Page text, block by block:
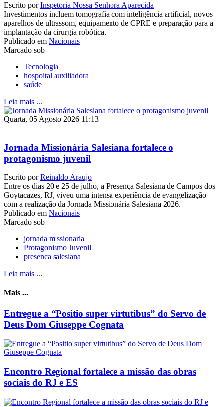
Escrito porInspetoria Nossa Senhora Aparecida
Investimentos incluem tomografia com inteligência artificial, novos
aparelhos de ultrassom, equipamento de CPRE e preparação para a
implantação da cirurgia robótica.
Publicado em Nacionais
Marcado sob
Tecnologia
hospoital auxiliadora
saúde
Leia mais ...
Quarta, 05 Agosto 2026 11:13
Jornada Missionária Salesiana fortalece o
protagonismo juvenil
Escrito porReinaldo Araujo
Entre os dias 20 e 25 de julho, a Presença Salesiana de Campos dos
Goytacazes, RJ, viveu uma intensa experiência de evangelização
com a realização da Jornada Missionária Salesiana 2026.
Publicado em Nacionais
Marcado sob
jornada missionaria
Protagonismo Juvenil
presenca salesiana
Leia mais ...
Mais ...
Entregue a “Positio super virtutibus” do Servo de
Deus Dom Giuseppe Cognata
Encontro Regional fortalece a missão das obras
sociais do RJ e ES